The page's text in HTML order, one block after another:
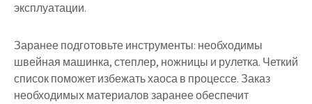
эксплуатации.
Заранее подготовьте инструменты: необходимы
швейная машинка, степлер, ножницы и рулетка. Четкий
список поможет избежать хаоса в процессе. Заказ
необходимых материалов заранее обеспечит